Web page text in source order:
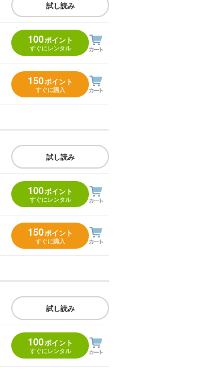
試し読み
100ポイント
すぐにレンタル
150ポイント
すぐに購入
試し読み
100ポイント
すぐにレンタル
150ポイント
すぐに購入
試し読み
100ポイント
すぐにレンタル